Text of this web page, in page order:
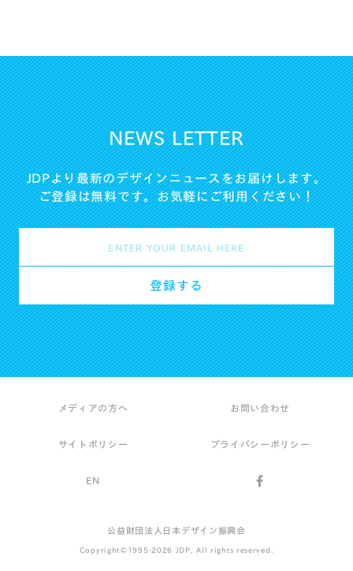
NEWS LETTER
JDPより最新のデザインニュースをお届けします。
ご登録は無料です。お気軽にご利用ください！
メディアの方へ お問い合わせ
サイトポリシー プライバシーポリシー
EN
公益財団法人日本デザイン振興会
Copyright©1995-2026 JDP, All rights reserved.